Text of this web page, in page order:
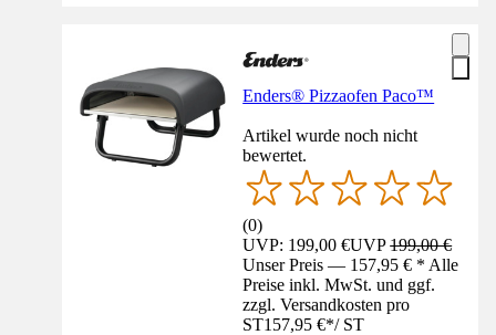
Enders® Pizzaofen Paco™
Artikel wurde noch nicht
bewertet.
(0)
UVP: 199,00 €UVP199,00 €
Unser Preis — 157,95 € * Alle
Preise inkl. MwSt. und ggf.
zzgl. Versandkosten pro
ST157,95 €*/ ST